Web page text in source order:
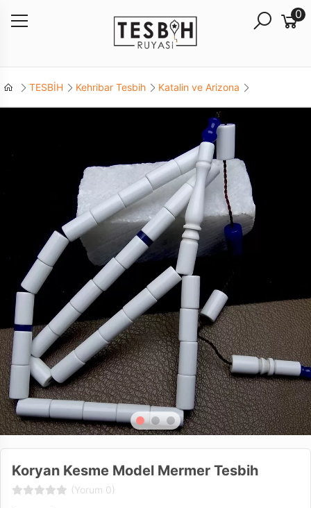
0
TESBİH Kehribar Tesbih Katalin ve Arizona
Koryan Kesme Model Mermer Tesbih
(Yorum 0)